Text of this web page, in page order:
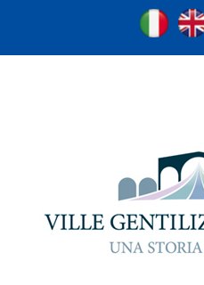
Ville Gentilizie Ita